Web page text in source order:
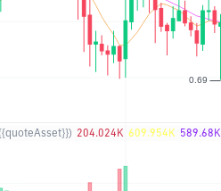
204.024K 609.954K 589.68K